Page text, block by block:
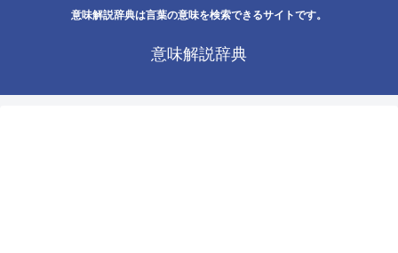
意味解説辞典は言葉の意味を検索できるサイトです。
意味解説辞典